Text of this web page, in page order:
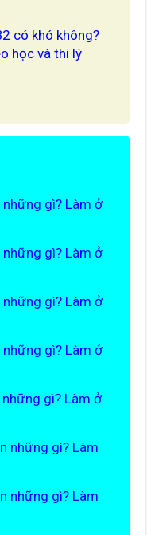
có khó không?
học và thi lý
những gì? Làm ở
những gì? Làm ở
những gì? Làm ở
những gì? Làm ở
gì? Làm ở
những gì? Làm
những gì? Làm